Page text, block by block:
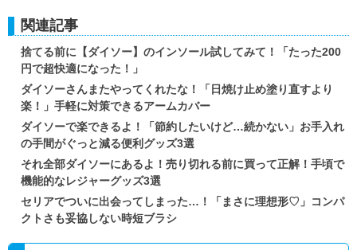
関連記事
捨てる前に【ダイソー】のインソール試してみて！「たった200
円で超快適になった！」
ダイソーさんまたやってくれたな！「日焼け止め塗り直すより
楽！」手軽に対策できるアームカバー
ダイソーで楽できるよ！「節約したいけど…続かない」お手入れ
の手間がぐっと減る便利グッズ3選
それ全部ダイソーにあるよ！売り切れる前に買って正解！手頃で
機能的なレジャーグッズ3選
セリアでついに出会ってしまった…！「まさに理想形♡」コンパ
クトさも妥協しない時短ブラシ